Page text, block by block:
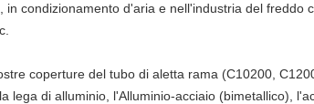
in condizionamento d'aria e nell'industria del freddo
coperture del tubo di aletta rama (C10200,
lega di alluminio, l'Alluminio-acciaio (bimetallico),